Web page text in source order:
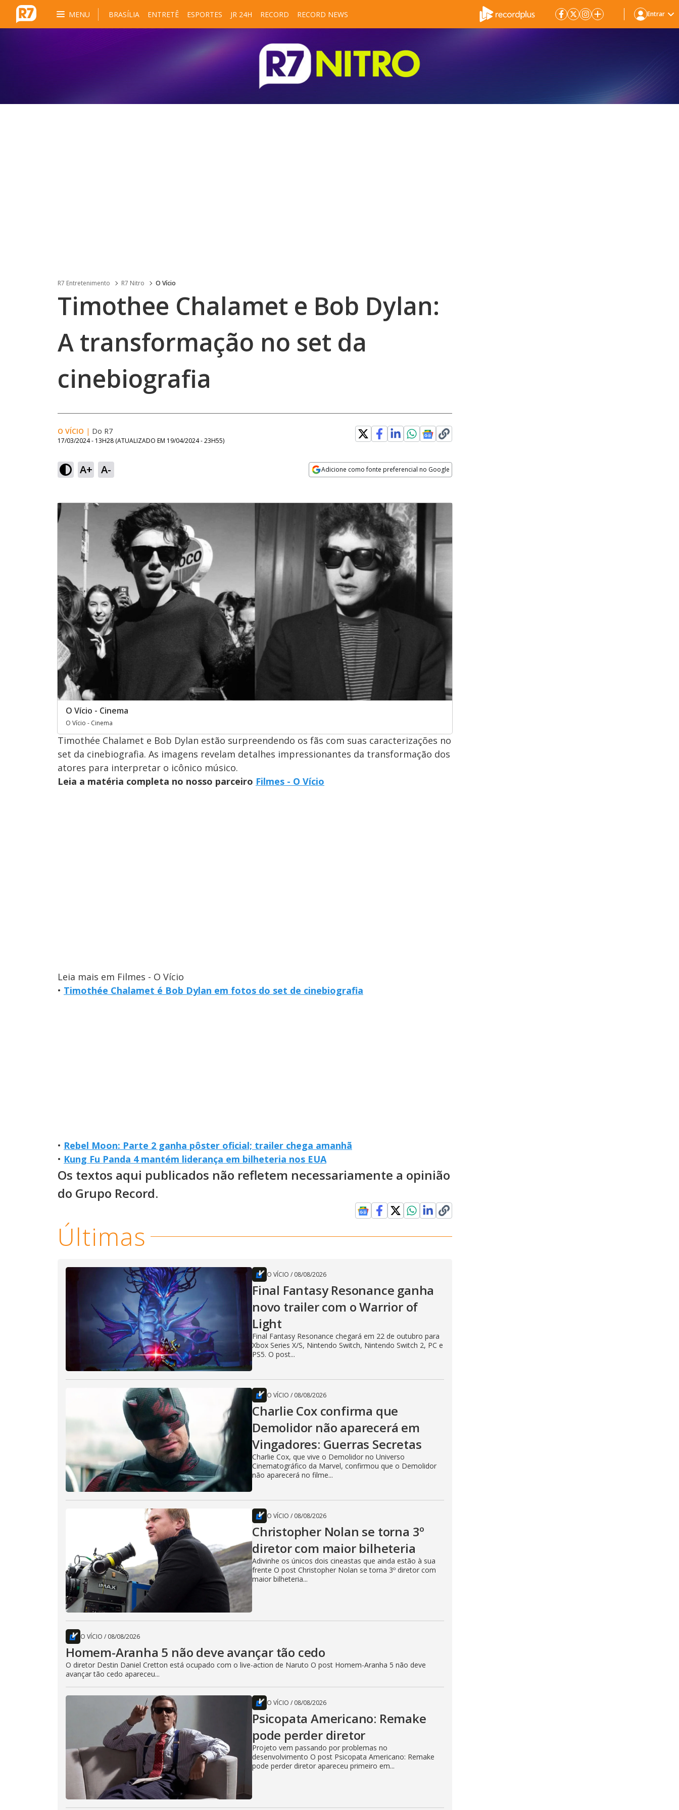
MENU BRASÍLIA ENTRETÊ ESPORTES JR 24H RECORD RECORD NEWS Entrar
R7 Entretenimento R7 Nitro O Vício
Timothee Chalamet e Bob Dylan:
A transformação no set da
cinebiografia
O VÍCIO | Do R7
17/03/2024 - 13H28 (ATUALIZADO EM 19/04/2024 - 23H55)
A+ A- Adicione como fonte preferencial no Google
O Vício - Cinema
O Vício - Cinema
Timothée Chalamet e Bob Dylan estão surpreendendo os fãs com suas caracterizações no
set da cinebiografia. As imagens revelam detalhes impressionantes da transformação dos
atores para interpretar o icônico músico.
Leia a matéria completa no nosso parceiro Filmes - O Vício
Leia mais em Filmes - O Vício
• Timothée Chalamet é Bob Dylan em fotos do set de cinebiografia
• Rebel Moon: Parte 2 ganha pôster oficial; trailer chega amanhã
• Kung Fu Panda 4 mantém liderança em bilheteria nos EUA
Os textos aqui publicados não refletem necessariamente a opinião
do Grupo Record.
Últimas
O VÍCIO / 08/08/2026
Final Fantasy Resonance ganha
novo trailer com o Warrior of
Light
Final Fantasy Resonance chegará em 22 de outubro para
Xbox Series X/S, Nintendo Switch, Nintendo Switch 2, PC e
PS5. O post...
O VÍCIO / 08/08/2026
Charlie Cox confirma que
Demolidor não aparecerá em
Vingadores: Guerras Secretas
Charlie Cox, que vive o Demolidor no Universo
Cinematográfico da Marvel, confirmou que o Demolidor
não aparecerá no filme...
O VÍCIO / 08/08/2026
Christopher Nolan se torna 3º
diretor com maior bilheteria
Adivinhe os únicos dois cineastas que ainda estão à sua
frente O post Christopher Nolan se torna 3º diretor com
maior bilheteria...
O VÍCIO / 08/08/2026
Homem-Aranha 5 não deve avançar tão cedo
O diretor Destin Daniel Cretton está ocupado com o live-action de Naruto O post Homem-Aranha 5 não deve
avançar tão cedo apareceu...
O VÍCIO / 08/08/2026
Psicopata Americano: Remake
pode perder diretor
Projeto vem passando por problemas no
desenvolvimento O post Psicopata Americano: Remake
pode perder diretor apareceu primeiro em...